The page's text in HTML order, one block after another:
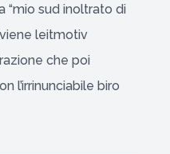
“mio sud inoltrato di
leitmotiv
che poi
l’irrinunciabile biro